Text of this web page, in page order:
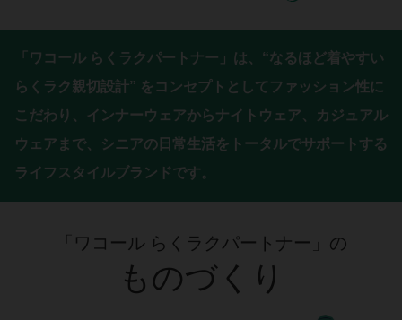
「ワコール らくラクパートナー」は、 “なるほど着やすい
らくラク親切設計” をコンセプトとしてファッション性に
こだわり、
インナーウェアからナイトウェア、カジュアル
ウェアまで、
シニアの日常生活をトータルでサポートする
ライフスタイルブランドです。
「ワコール らくラクパートナー」の
ものづくり